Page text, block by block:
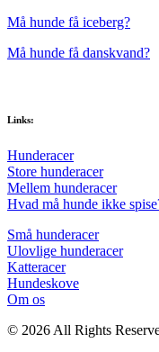
Må hunde få iceberg?
Må hunde få danskvand?
Links:
Hunderacer
Store hunderacer
Mellem hunderacer
Hvad må hunde ikke
Små hunderacer
Ulovlige hunderacer
Katteracer
Hundeskove
Om os
© 2026 All Rights